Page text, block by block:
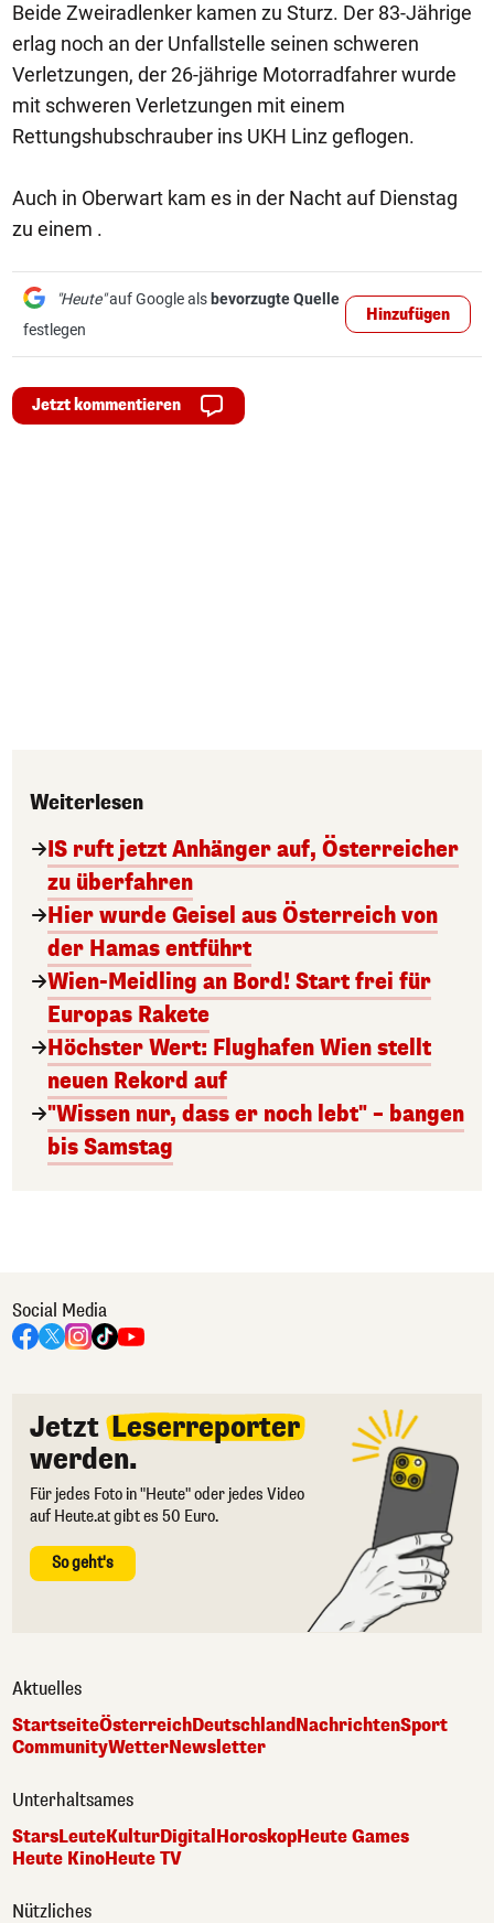
Beide Zweiradlenker kamen zu Sturz. Der 83-Jährige
erlag noch an der Unfallstelle seinen schweren
Verletzungen, der 26-jährige Motorradfahrer wurde
mit schweren Verletzungen mit einem
Rettungshubschrauber ins UKH Linz geflogen.
Auch in Oberwart kam es in der Nacht auf Dienstag
zu einem .
"Heute"auf Google als bevorzugte Quelle
festlegen
Hinzufügen
Jetzt kommentieren
Weiterlesen
IS ruft jetzt Anhänger auf, Österreicher
zu überfahren
Hier wurde Geisel aus Österreich von
der Hamas entführt
Wien-Meidling an Bord! Start frei für
Europas Rakete
Höchster Wert: Flughafen Wien stellt
neuen Rekord auf
"Wissen nur, dass er noch lebt" – bangen
bis Samstag
Social Media
Jetzt Leserreporter
werden.
Für jedes Foto in "Heute" oder jedes Video
auf Heute.at gibt es 50 Euro.
So geht's
Aktuelles
StartseiteÖsterreichDeutschlandNachrichtenSport
CommunityWetterNewsletter
Unterhaltsames
StarsLeuteKulturDigital HoroskopHeute Games
Heute KinoHeute TV
Nützliches